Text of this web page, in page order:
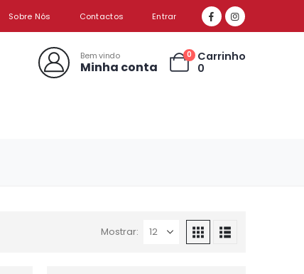
Sobre Nós Contactos Entrar
Bem vindo
Minha conta
0
Carrinho
0
Mostrar: